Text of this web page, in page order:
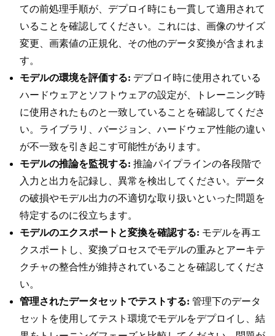
ての前処理手順が、デプロイ時にも一貫して適用されて
いることを確認してください。これには、画像のサイズ
変更、画素値の正規化、その他のデータ変換が含まれま
す。
モデルの環境を評価する: デプロイ時に使用されている
ハードウェアとソフトウェアの設定が、トレーニング時
に使用されたものと一致していることを確認してくださ
い。ライブラリ、バージョン、ハードウェア性能の違い
が不一致を引き起こす可能性があります。
モデルの推論を監視する: 推論パイプラインの各段階で
入力と出力を記録し、異常を検出してください。データ
の破損やモデル出力の不適切な取り扱いといった問題を
特定するのに役立ちます。
モデルのエクスポートと変換を確認する: モデルを再エ
クスポートし、変換プロセスでモデルの重みとアーキテ
クチャの整合性が維持されていることを確認してくださ
い。
管理されたデータセットでテストする: 管理下のデータ
セットを使用してテスト環境でモデルをデプロイし、結